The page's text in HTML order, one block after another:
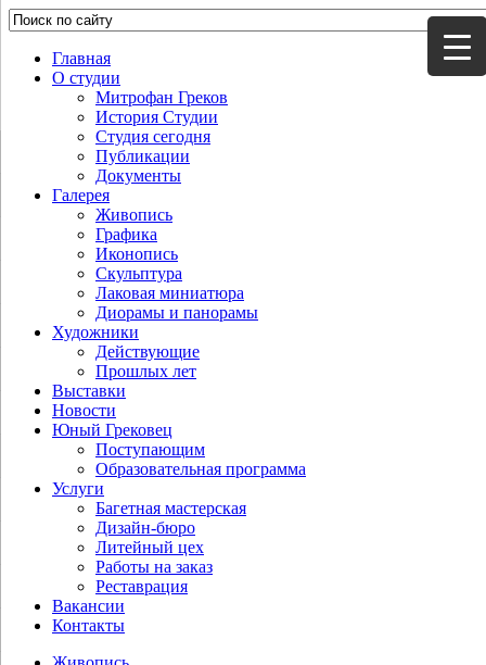
Главная
О студии
Митрофан Греков
История Студии
Студия сегодня
Публикации
Документы
Галерея
Живопись
Графика
Иконопись
Скульптура
Лаковая миниатюра
Диорамы и панорамы
Художники
Действующие
Прошлых лет
Выставки
Новости
Юный Грековец
Поступающим
Образовательная программа
Услуги
Багетная мастерская
Дизайн-бюро
Литейный цех
Работы на заказ
Реставрация
Вакансии
Контакты